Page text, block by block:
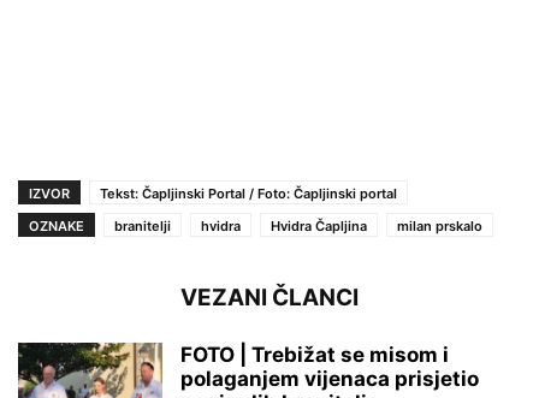
IZVOR
Tekst: Čapljinski Portal / Foto: Čapljinski portal
OZNAKE
branitelji hvidra Hvidra Čapljina milan prskalo
VEZANI ČLANCI
FOTO | Trebižat se misom i
polaganjem vijenaca prisjetio